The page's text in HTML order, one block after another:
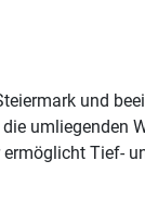
und
umliegenden
Tief-